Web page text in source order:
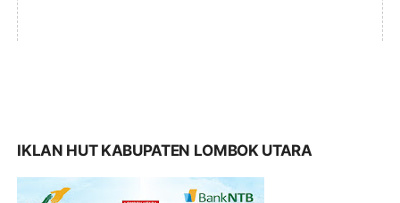
IKLAN HUT KABUPATEN LOMBOK UTARA